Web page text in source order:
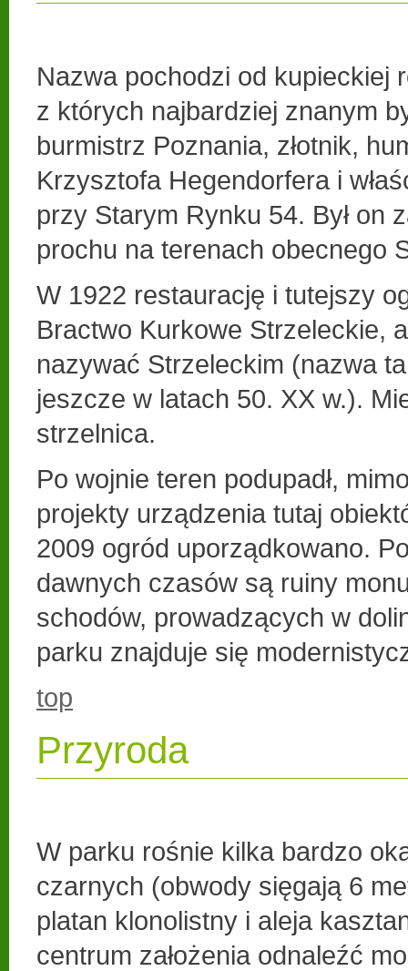
Nazwa pochodzi od kupieckiej
z których najbardziej znanym
burmistrz Poznania, złotnik,
Krzysztofa Hegendorfera i
przy Starym Rynku 54. Był on
prochu na terenach obecnego
W 1922 restaurację i tutejszy
Bractwo Kurkowe Strzeleckie,
nazywać Strzeleckim (nazwa
jeszcze w latach 50. XX w.).
strzelnica.
Po wojnie teren podupadł,
projekty urządzenia tutaj
2009 ogród uporządkowano.
dawnych czasów są ruiny
schodów, prowadzących w
parku znajduje się
top
Przyroda
W parku rośnie kilka bardzo
czarnych (obwody sięgają 6
platan klonolistny i aleja
centrum założenia odnaleźć